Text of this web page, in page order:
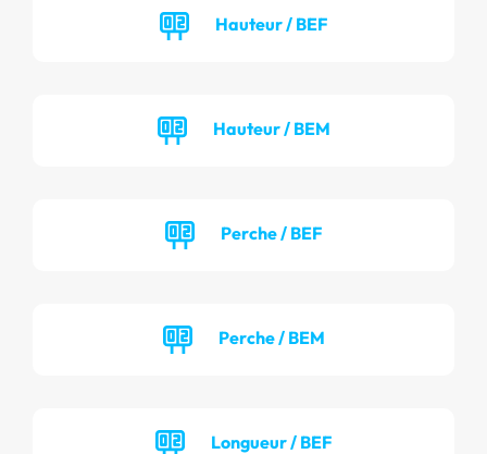
Hauteur / BEF
Hauteur / BEM
Perche / BEF
Perche / BEM
Longueur / BEF